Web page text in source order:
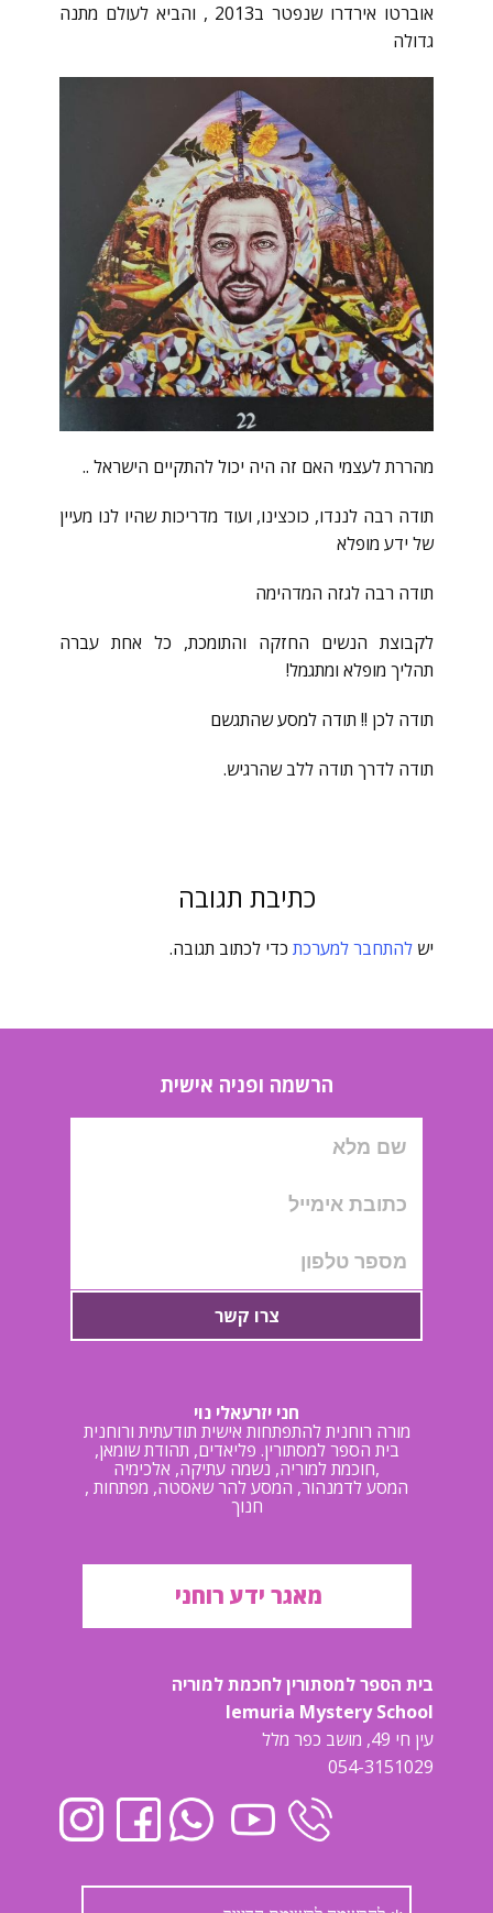
אוברטו אירדרו שנפטר ב2013 , והביא לעולם מתנה
גדולה
מהררת לעצמי האם זה היה יכול להתקיים הישראל ..
תודה רבה לננדו, כוכצינו, ועוד מדריכות שהיו לנו מעיין
של ידע מופלא
תודה רבה לגזה המדהימה
לקבוצת הנשים החזקה והתומכת, כל אחת עברה
תהליך מופלא ומתגמל!
תודה לכן !! תודה למסע שהתגשם
תודה לדרך תודה ללב שהרגיש.
כתיבת תגובה
יש להתחבר למערכת כדי לכתוב תגובה.
הרשמה ופניה אישית
צרו קשר
חני יזרעאלי נוי
מורה רוחנית להתפתחות אישית תודעתית ורוחנית
בית הספר למסתורין. פליאדים, תהודת שומאן,
חוכמת למוריה, נשמה עתיקה, אלכימיה,
, המסע לדמנהור, המסע להר שאסטה, מפתחות
חנוך
מאגר ידע רוחני
בית הספר למסתורין לחכמת למוריה
lemuria Mystery School
עין חי 49, מושב כפר מלל
054-3151029